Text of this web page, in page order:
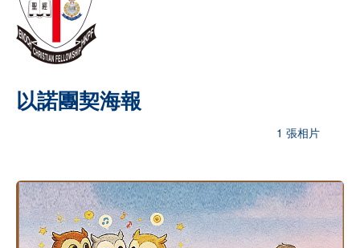
以諾團契海報
1 張相片